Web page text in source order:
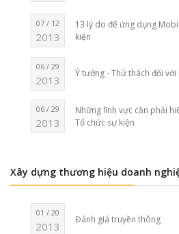
07 / 12
2013
13 lý do để ứng dụng
kiện
06 / 29
2013 Ý tưởng - Thử thách đối
06 / 29
2013
Những lĩnh vực cần phải
Tổ chức sự kiện
Xây dựng thương hiệu doanh
01 / 20
2013 Đánh giá truyền thông